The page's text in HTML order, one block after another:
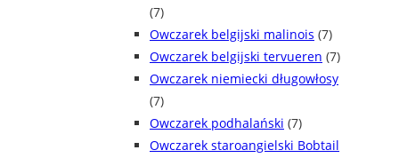
(7)
Owczarek belgijski malinois (7)
Owczarek belgijski tervueren (7)
Owczarek niemiecki długowłosy
(7)
Owczarek podhalański (7)
Owczarek staroangielski Bobtail